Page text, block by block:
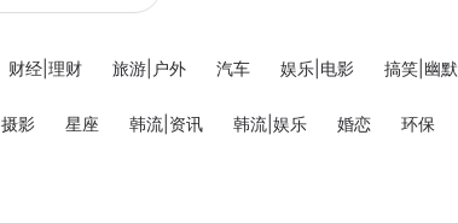
财经|理财 旅游|户外 汽车 娱乐|电影 搞笑|幽默
摄影 星座 韩流|资讯 韩流|娱乐 婚恋 环保